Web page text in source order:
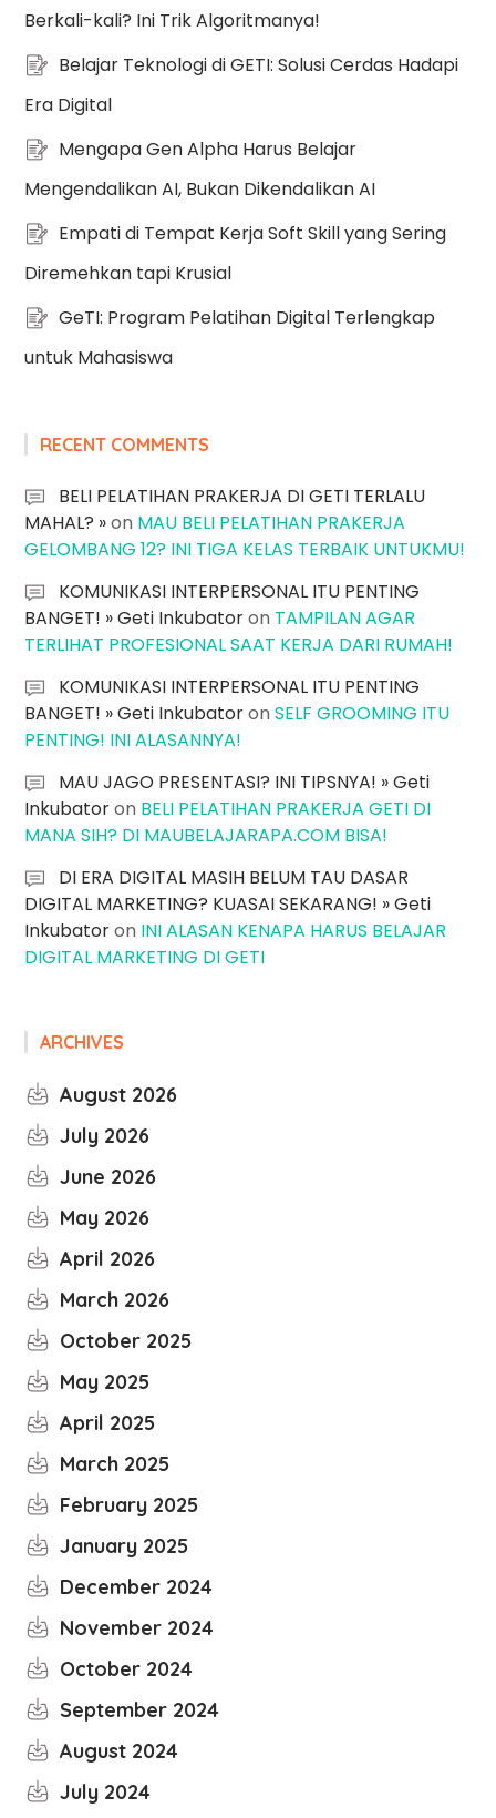
Berkali-kali? Ini Trik Algoritmanya!
Belajar Teknologi di GETI: Solusi Cerdas Hadapi
Era Digital
Mengapa Gen Alpha Harus Belajar
Mengendalikan AI, Bukan Dikendalikan AI
Empati di Tempat Kerja Soft Skill yang Sering
Diremehkan tapi Krusial
GeTI: Program Pelatihan Digital Terlengkap
untuk Mahasiswa
RECENT COMMENTS
BELI PELATIHAN PRAKERJA DI GETI TERLALU
MAHAL? »on MAU BELI PELATIHAN PRAKERJA
GELOMBANG 12? INI TIGA KELAS TERBAIK UNTUKMU!
KOMUNIKASI INTERPERSONAL ITU PENTING
BANGET! » Geti Inkubatoron TAMPILAN AGAR
TERLIHAT PROFESIONAL SAAT KERJA DARI RUMAH!
KOMUNIKASI INTERPERSONAL ITU PENTING
BANGET! » Geti InkubatoronSELF GROOMING ITU
PENTING! INI ALASANNYA!
MAU JAGO PRESENTASI? INI TIPSNYA! » Geti
Inkubatoron BELI PELATIHAN PRAKERJA GETI DI
MANA SIH? DI MAUBELAJARAPA.COM BISA!
DI ERA DIGITAL MASIH BELUM TAU DASAR
DIGITAL MARKETING? KUASAI SEKARANG! » Geti
Inkubatoron INI ALASAN KENAPA HARUS BELAJAR
DIGITAL MARKETING DI GETI
ARCHIVES
August 2026
July 2026
June 2026
May 2026
April 2026
March 2026
October 2025
May 2025
April 2025
March 2025
February 2025
January 2025
December 2024
November 2024
October 2024
September 2024
August 2024
July 2024